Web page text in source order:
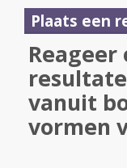
Plaats een
vanuit
vormen